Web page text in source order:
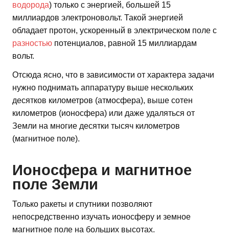
водорода) только с энергией, большей 15
миллиардов электроновольт. Такой энергией
обладает протон, ускоренный в электрическом поле с
разностью потенциалов, равной 15 миллиардам
вольт.
Отсюда ясно, что в зависимости от характера задачи
нужно поднимать аппаратуру выше нескольких
десятков километров (атмосфера), выше сотен
километров (ионосфера) или даже удаляться от
Земли на многие десятки тысяч километров
(магнитное поле).
Ионосфера и магнитное
поле Земли
Только ракеты и спутники позволяют
непосредственно изучать ионосферу и земное
магнитное поле на больших высотах.